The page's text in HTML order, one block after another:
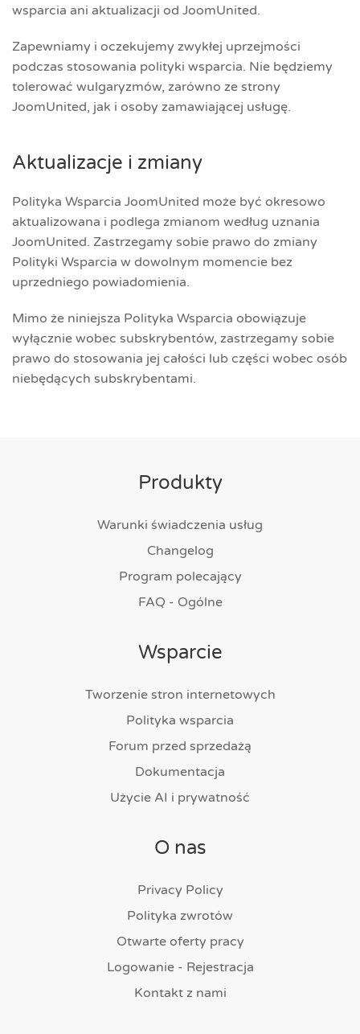
wsparcia ani aktualizacji od JoomUnited.
Zapewniamy i oczekujemy zwykłej uprzejmości
podczas stosowania polityki wsparcia. Nie będziemy
tolerować wulgaryzmów, zarówno ze strony
JoomUnited, jak i osoby zamawiającej usługę.
Aktualizacje i zmiany
Polityka Wsparcia JoomUnited może być okresowo
aktualizowana i podlega zmianom według uznania
JoomUnited. Zastrzegamy sobie prawo do zmiany
Polityki Wsparcia w dowolnym momencie bez
uprzedniego powiadomienia.
Mimo że niniejsza Polityka Wsparcia obowiązuje
wyłącznie wobec subskrybentów, zastrzegamy sobie
prawo do stosowania jej całości lub części wobec osób
niebędących subskrybentami.
Produkty
Warunki świadczenia usług
Changelog
Program polecający
FAQ - Ogólne
Wsparcie
Tworzenie stron internetowych
Polityka wsparcia
Forum przed sprzedażą
Dokumentacja
Użycie AI i prywatność
O nas
Privacy Policy
Polityka zwrotów
Otwarte oferty pracy
Logowanie - Rejestracja
Kontakt z nami